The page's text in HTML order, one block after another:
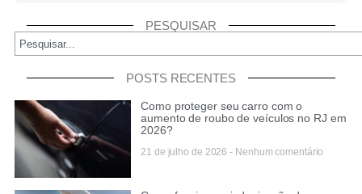
PESQUISAR
POSTS RECENTES
Como proteger seu carro com o
aumento de roubo de veículos no RJ em
2026?
21 de julho de 2026 Nenhum comentário